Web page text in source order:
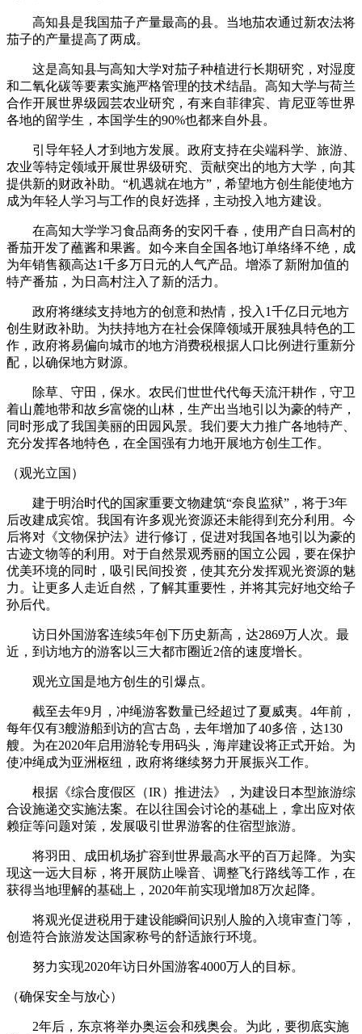
高知县是我国茄子产量最高的县。当地茄农通过新农法将
茄子的产量提高了两成。
这是高知县与高知大学对茄子种植进行长期研究，对湿度
和二氧化碳等要素实施严格管理的技术结晶。高知大学与荷兰
合作开展世界级园芸农业研究，有来自菲律宾、肯尼亚等世界
各地的留学生，本国学生的90%也都来自外县。
引导年轻人才到地方发展。政府支持在尖端科学、旅游、
农业等特定领域开展世界级研究、贡献突出的地方大学，向其
提供新的财政补助。“机遇就在地方”，希望地方创生能使地方
成为年轻人学习与工作的良好选择，主动投入地方建设。
在高知大学学习食品商务的安冈千春，使用产自日高村的
番茄开发了蘸酱和果酱。如今来自全国各地订单络绎不绝，成
为年销售额高达1千多万日元的人气产品。增添了新附加值的
特产番茄，为日高村注入了新的活力。
政府将继续支持地方的创意和热情，投入1千亿日元地方
创生财政补助。为扶持地方在社会保障领域开展独具特色的工
作，政府将易偏向城市的地方消费税根据人口比例进行重新分
配，以确保地方财源。
除草、守田，保水。农民们世世代代每天流汗耕作，守卫
着山麓地带和故乡富饶的山林，生产出当地引以为豪的特产，
同时形成了我国美丽的田园风景。我们要大力推广各地特产、
充分发挥各地特色，在全国强有力地开展地方创生工作。
（观光立国）
建于明治时代的国家重要文物建筑“奈良监狱”，将于3年
后改建成宾馆。我国有许多观光资源还未能得到充分利用。今
后将对《文物保护法》进行修订，促进对我国各地引以为豪的
古迹文物等的利用。对于自然景观秀丽的国立公园，要在保护
优美环境的同时，吸引民间投资，使其充分发挥观光资源的魅
力。让更多人走近自然，了解其重要性，并将其完好地交给子
孙后代。
访日外国游客连续5年创下历史新高，达2869万人次。最
近，到访地方的游客以三大都市圈近2倍的速度增长。
观光立国是地方创生的引爆点。
截至去年9月，冲绳游客数量已经超过了夏威夷。4年前，
每年仅有3艘游船到访的宫古岛，去年增加了40多倍，达130
艘。为在2020年启用游轮专用码头，海岸建设将正式开始。为
使冲绳成为亚洲枢纽，政府将继续努力开展振兴工作。
根据《综合度假区（IR）推进法》，为建设日本型旅游综
合设施递交实施法案。在以往国会讨论的基础上，拿出应对依
赖症等问题对策，发展吸引世界游客的住宿型旅游。
将羽田、成田机场扩容到世界最高水平的百万起降。为实
现这一远大目标，将开展防止噪音、调整飞行路线等工作，在
获得当地理解的基础上，2020年前实现增加8万次起降。
将观光促进税用于建设能瞬间识别人脸的入境审查门等，
创造符合旅游发达国家称号的舒适旅行环境。
努力实现2020年访日外国游客4000万人的目标。
（确保安全与放心）
2年后，东京将举办奥运会和残奥会。为此，要彻底实施